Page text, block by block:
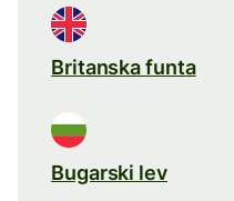
Britanska funta
Bugarski lev